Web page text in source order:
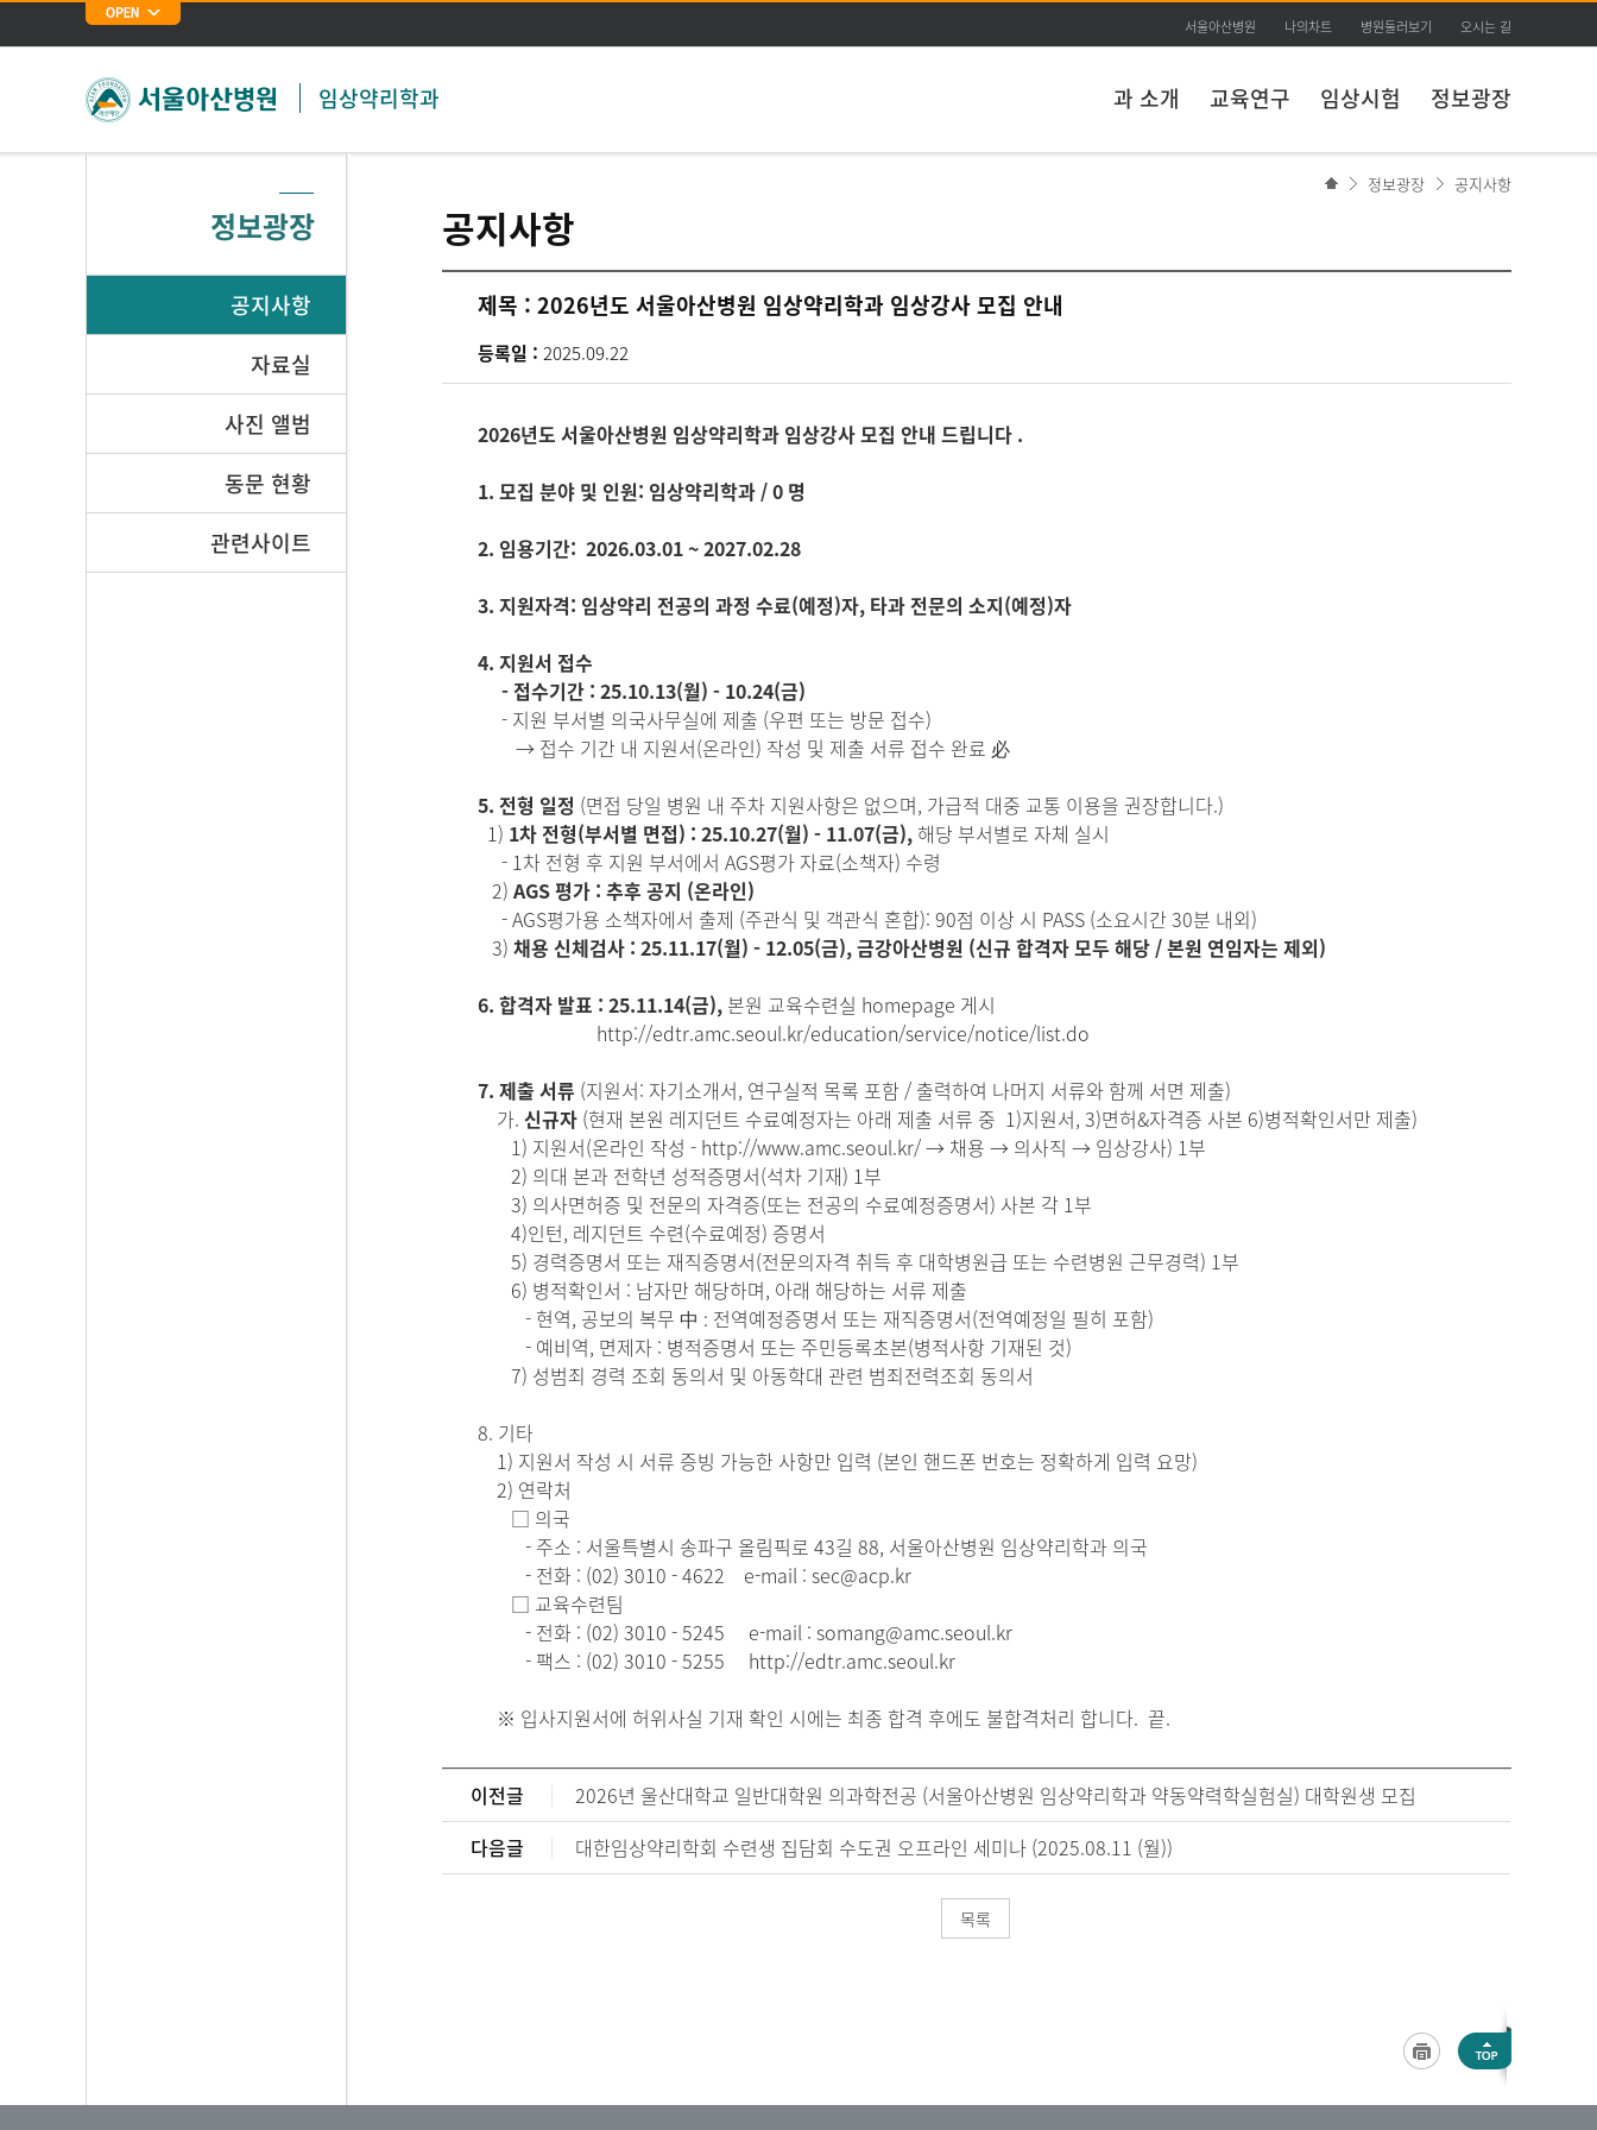
주메뉴 바로가기
본문 바로가기
임상약리학과
서울아산병원 나의차트 병원둘러보기 오시는 길
과 소개 교육연구 임상시험 정보광장
정보광장 공지사항
정보광장
공지사항
자료실
사진 앨범
동문 현황
관련사이트
공지사항
제목 : 2026년도 서울아산병원 임상약리학과 임상강사 모집 안내
등록일 : 2025.09.22
2026년도 서울아산병원 임상약리학과 임상강사 모집 안내 드립니다 .
1. 모집 분야 및 인원: 임상약리학과 / 0 명
2. 임용기간: 2026.03.01 ~ 2027.02.28
3. 지원자격: 임상약리 전공의 과정 수료(예정)자, 타과 전문의 소지(예정)자
4. 지원서 접수
- 접수기간 : 25.10.13(월) - 10.24(금)
- 지원 부서별 의국사무실에 제출 (우편 또는 방문 접수)
→ 접수 기간 내 지원서(온라인) 작성 및 제출 서류 접수 완료 必
5. 전형 일정 (면접 당일 병원 내 주차 지원사항은 없으며, 가급적 대중 교통 이용을 권장합니다.)
1) 1차 전형(부서별 면접) : 25.10.27(월) - 11.07(금), 해당 부서별로 자체 실시
- 1차 전형 후 지원 부서에서 AGS평가 자료(소책자) 수령
2) AGS 평가 : 추후 공지 (온라인)
- AGS평가용 소책자에서 출제 (주관식 및 객관식 혼합): 90점 이상 시 PASS (소요시간 30분 내외)
3) 채용 신체검사 : 25.11.17(월) - 12.05(금), 금강아산병원 (신규 합격자 모두 해당 / 본원 연임자는 제외)
6. 합격자 발표 : 25.11.14(금), 본원 교육수련실 homepage 게시
http://edtr.amc.seoul.kr/education/service/notice/list.do
7. 제출 서류 (지원서: 자기소개서, 연구실적 목록 포함 / 출력하여 나머지 서류와 함께 서면 제출)
가. 신규자 (현재 본원 레지던트 수료예정자는 아래 제출 서류 중 1)지원서, 3)면허&자격증 사본 6)병적확인서만 제출)
1) 지원서(온라인 작성 - http://www.amc.seoul.kr/ → 채용 → 의사직 → 임상강사) 1부
2) 의대 본과 전학년 성적증명서(석차 기재) 1부
3) 의사면허증 및 전문의 자격증(또는 전공의 수료예정증명서) 사본 각 1부
4)인턴, 레지던트 수련(수료예정) 증명서
5) 경력증명서 또는 재직증명서(전문의자격 취득 후 대학병원급 또는 수련병원 근무경력) 1부
6) 병적확인서 : 남자만 해당하며, 아래 해당하는 서류 제출
- 현역, 공보의 복무 中 : 전역예정증명서 또는 재직증명서(전역예정일 필히 포함)
- 예비역, 면제자 : 병적증명서 또는 주민등록초본(병적사항 기재된 것)
7) 성범죄 경력 조회 동의서 및 아동학대 관련 범죄전력조회 동의서
8. 기타
1) 지원서 작성 시 서류 증빙 가능한 사항만 입력 (본인 핸드폰 번호는 정확하게 입력 요망)
2) 연락처
□ 의국
- 주소 : 서울특별시 송파구 올림픽로 43길 88, 서울아산병원 임상약리학과 의국
- 전화 : (02) 3010 - 4622 e-mail : sec@acp.kr
□ 교육수련팀
- 전화 : (02) 3010 - 5245 e-mail : somang@amc.seoul.kr
- 팩스 : (02) 3010 - 5255 http://edtr.amc.seoul.kr
※ 입사지원서에 허위사실 기재 확인 시에는 최종 합격 후에도 불합격처리 합니다. 끝.
이전글
2026년 울산대학교 일반대학원 의과학전공 (서울아산병원 임상약리학과 약동약력학실험실) 대학원생 모집
다음글
대한임상약리학회 수련생 집담회 수도권 오프라인 세미나 (2025.08.11 (월))
목록